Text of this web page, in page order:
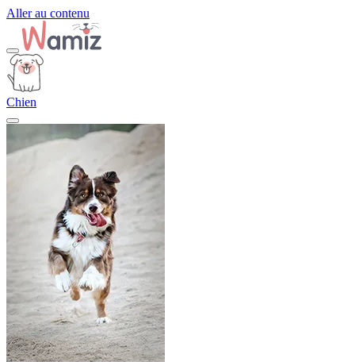
Aller au contenu
Chien